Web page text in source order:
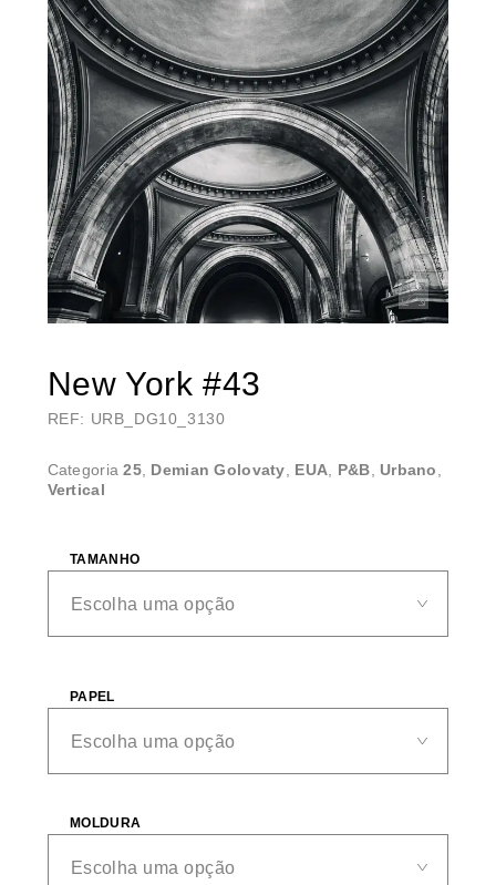
New York #43
REF: URB_DG10_3130
Categoria25, Demian Golovaty EUA P&B Urbano
Vertical
TAMANHO
PAPEL
MOLDURA